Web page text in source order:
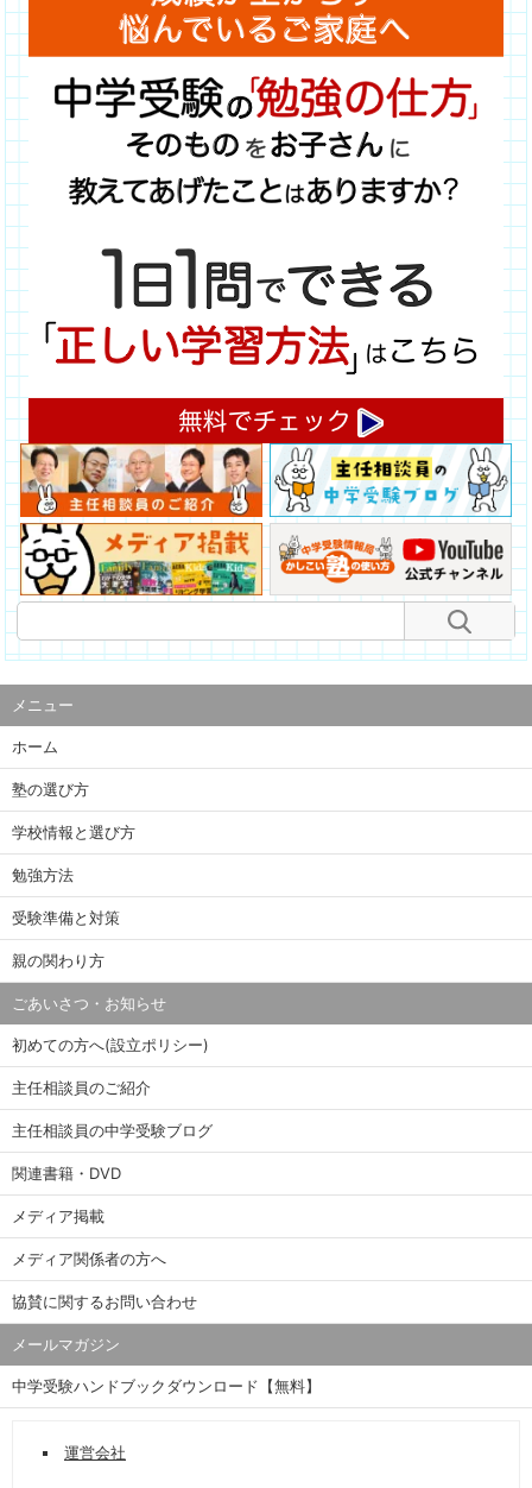
メニュー
ホーム
塾の選び方
学校情報と選び方
勉強方法
受験準備と対策
親の関わり方
ごあいさつ・お知らせ
初めての方へ(設立ポリシー)
主任相談員のご紹介
主任相談員の中学受験ブログ
関連書籍・DVD
メディア掲載
メディア関係者の方へ
協賛に関するお問い合わせ
メールマガジン
中学受験ハンドブックダウンロード【無料】
運営会社